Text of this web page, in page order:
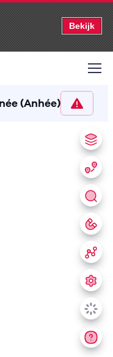
Bekijk
(Anhée)